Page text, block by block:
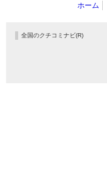
ホーム
全国のクチコミナビ(R)